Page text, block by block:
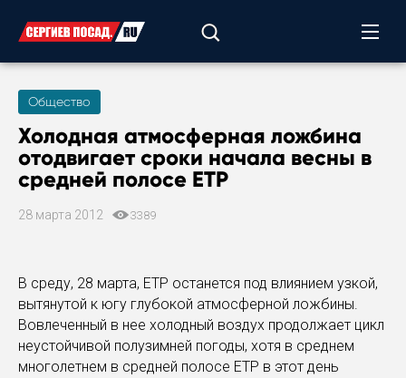
Общество
Холодная атмосферная ложбина
отодвигает сроки начала весны в
средней полосе ЕТР
28 марта 2012 3389
В среду, 28 марта, ЕТР останется под влиянием узкой,
вытянутой к югу глубокой атмосферной ложбины.
Вовлеченный в нее холодный воздух продолжает цикл
неустойчивой полузимней погоды, хотя в среднем
многолетнем в средней полосе ЕТР в этот день